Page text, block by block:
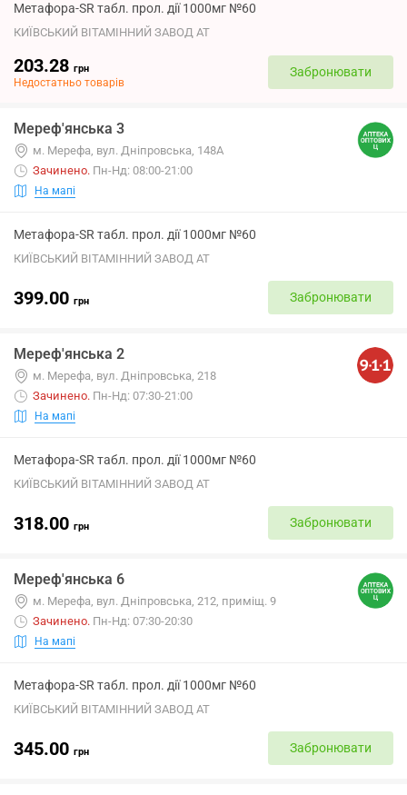
Метафора-SR табл. прол. дії 1000мг №60
КИЇВСЬКИЙ ВІТАМІННИЙ ЗАВОД АТ
203.28 грн
Недостатньо товарів
Забронювати
Мереф'янська 3
м. Мерефа, вул. Дніпровська, 148А
Зачинено. Пн-Нд: 08:00-21:00
На мапі
Метафора-SR табл. прол. дії 1000мг №60
КИЇВСЬКИЙ ВІТАМІННИЙ ЗАВОД АТ
399.00 грн Забронювати
Мереф'янська 2
м. Мерефа, вул. Дніпровська, 218
Зачинено. Пн-Нд: 07:30-21:00
На мапі
Метафора-SR табл. прол. дії 1000мг №60
КИЇВСЬКИЙ ВІТАМІННИЙ ЗАВОД АТ
318.00 грн Забронювати
Мереф'янська 6
м. Мерефа, вул. Дніпровська, 212, приміщ. 9
Зачинено. Пн-Нд: 07:30-20:30
На мапі
Метафора-SR табл. прол. дії 1000мг №60
КИЇВСЬКИЙ ВІТАМІННИЙ ЗАВОД АТ
345.00 грн Забронювати